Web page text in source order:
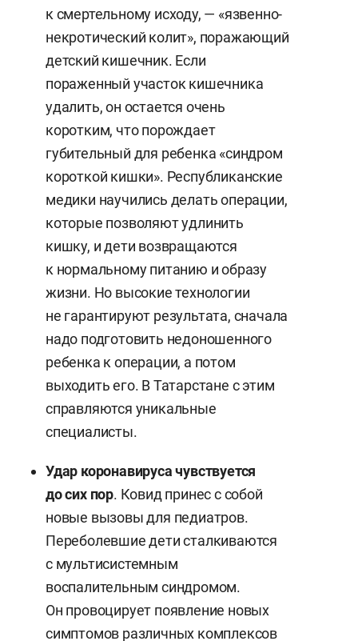
к смертельному исходу, — «язвенно-
некротический колит», поражающий
детский кишечник. Если
пораженный участок кишечника
удалить, он остается очень
коротким, что порождает
губительный для ребенка «синдром
короткой кишки». Республиканские
медики научились делать операции,
которые позволяют удлинить
кишку, и дети возвращаются
к нормальному питанию и образу
жизни. Но высокие технологии
не гарантируют результата, сначала
надо подготовить недоношенного
ребенка к операции, а потом
выходить его. В Татарстане с этим
справляются уникальные
специалисты.
Удар коронавируса чувствуется
до сих пор. Ковид принес с собой
новые вызовы для педиатров.
Переболевшие дети сталкиваются
с мультисистемным
воспалительным синдромом.
Он провоцирует появление новых
симптомов различных комплексов